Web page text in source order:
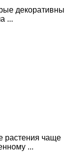
декоративны
...
растения чаще
...